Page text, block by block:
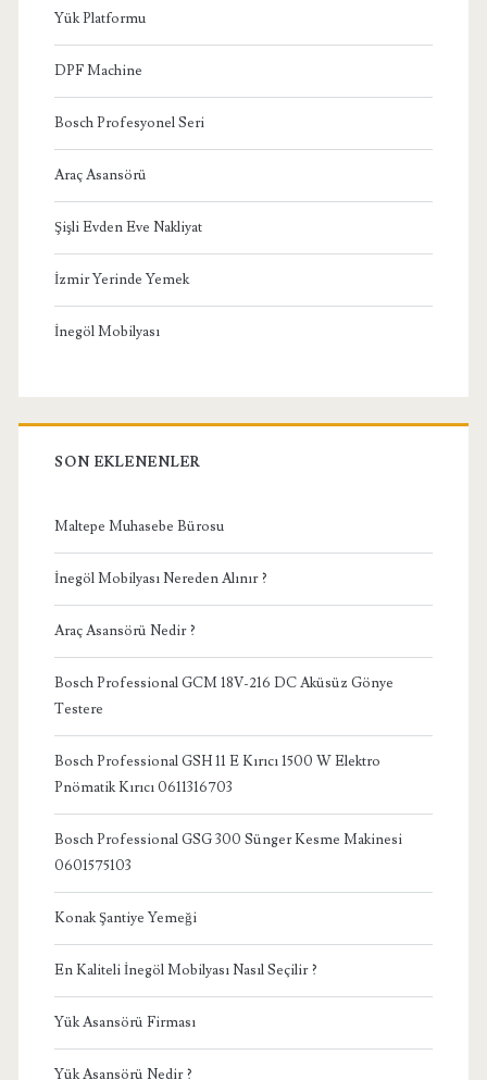
Yük Platformu
DPF Machine
Bosch Profesyonel Seri
Araç Asansörü
Şişli Evden Eve Nakliyat
İzmir Yerinde Yemek
İnegöl Mobilyası
SON EKLENENLER
Maltepe Muhasebe Bürosu
İnegöl Mobilyası Nereden Alınır ?
Araç Asansörü Nedir ?
Bosch Professional GCM 18V-216 DC Aküsüz Gönye
Testere
Bosch Professional GSH 11 E Kırıcı 1500 W Elektro
Pnömatik Kırıcı 0611316703
Bosch Professional GSG 300 Sünger Kesme Makinesi
0601575103
Konak Şantiye Yemeği
En Kaliteli İnegöl Mobilyası Nasıl Seçilir ?
Yük Asansörü Firması
Yük Asansörü Nedir ?